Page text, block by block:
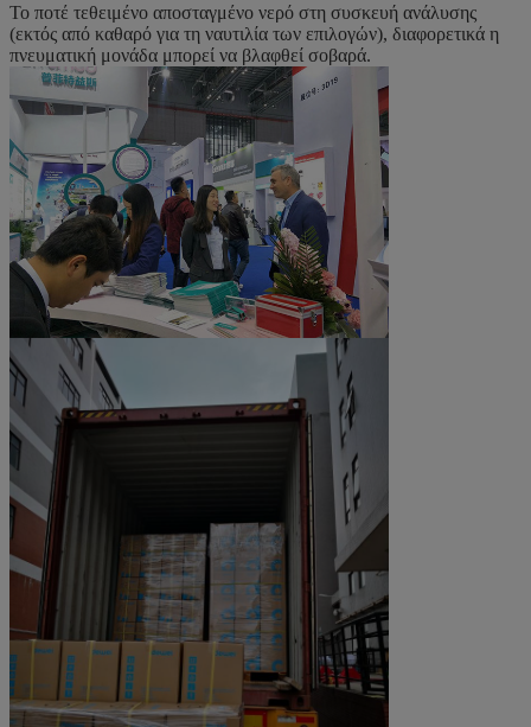
Το ποτέ τεθειμένο αποσταγμένο νερό στη συσκευή ανάλυσης
(εκτός από καθαρό για τη ναυτιλία των επιλογών), διαφορετικά η
πνευματική μονάδα μπορεί να βλαφθεί σοβαρά.